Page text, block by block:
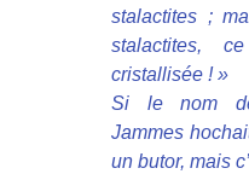
stalactites ;
stalactites,
cristallisée ! »
Si le nom
Jammes
un butor, mais